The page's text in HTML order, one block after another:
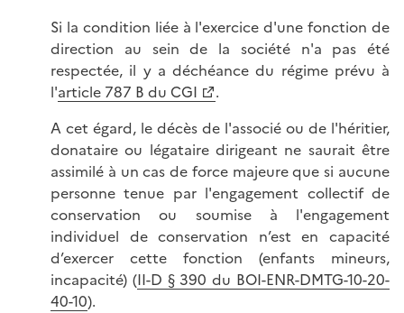
Si la condition liée à l'exercice d'une fonction de
direction au sein de la société n'a pas été
respectée, il y a déchéance du régime prévu à
l'article 787 B du CGI
.
A cet égard, le décès de l'associé ou de l'héritier,
donataire ou légataire dirigeant ne saurait être
assimilé à un cas de force majeure que si aucune
personne tenue par l'engagement collectif de
conservation ou soumise à l'engagement
individuel de conservation n’est en capacité
d’exercer cette fonction (enfants mineurs,
incapacité) (II-D § 390 du BOI-ENR-DMTG-10-20-
40-10).